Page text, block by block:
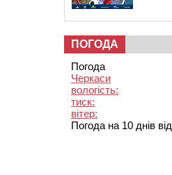
ПОГОДА
Погода
Черкаси
вологість:
тиск:
вітер:
Погода на 10 днів від